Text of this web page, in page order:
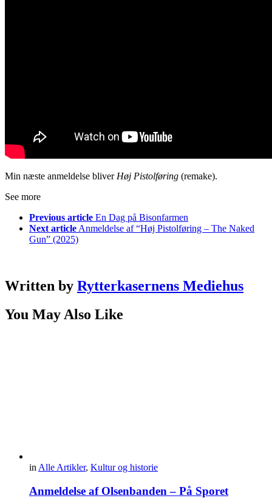
Min næste anmeldelse bliver Høj Pistolføring (remake).
See more
Previous article En Dag på Bisonfarmen
Next article Anmeldelse af “Høj Pistolføring – The Naked
Gun” (2025)
Written by Rytterkasernens Mediehus
You May Also Like
in Alle Artikler, Kultur og historie
Anmeldelse af Olsenbanden – På Sporet